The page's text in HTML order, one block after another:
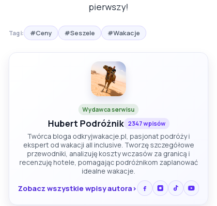
pierwszy!
Tagi: #Ceny #Seszele #Wakacje
Wydawca serwisu
Hubert Podróżnik 2347 wpisów
Twórca bloga odkryjwakacje.pl, pasjonat podróży i
ekspert od wakacji all inclusive. Tworzę szczegółowe
przewodniki, analizuję koszty wczasów za granicą i
recenzuję hotele, pomagając podróżnikom zaplanować
idealne wakacje.
Zobacz wszystkie wpisy autora